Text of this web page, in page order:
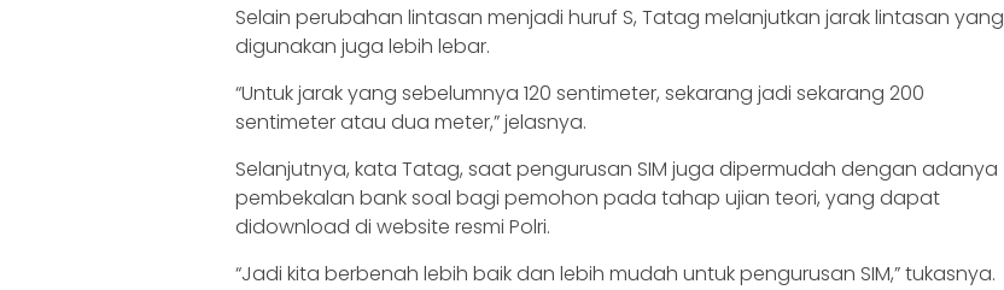
Selain perubahan lintasan menjadi huruf S, Tatag melanjutkan jarak lintasan yang
digunakan juga lebih lebar.
“Untuk jarak yang sebelumnya 120 sentimeter, sekarang jadi sekarang 200
sentimeter atau dua meter,” jelasnya.
Selanjutnya, kata Tatag, saat pengurusan SIM juga dipermudah dengan adanya
pembekalan bank soal bagi pemohon pada tahap ujian teori, yang dapat
didownload di website resmi Polri.
“Jadi kita berbenah lebih baik dan lebih mudah untuk pengurusan SIM,” tukasnya.